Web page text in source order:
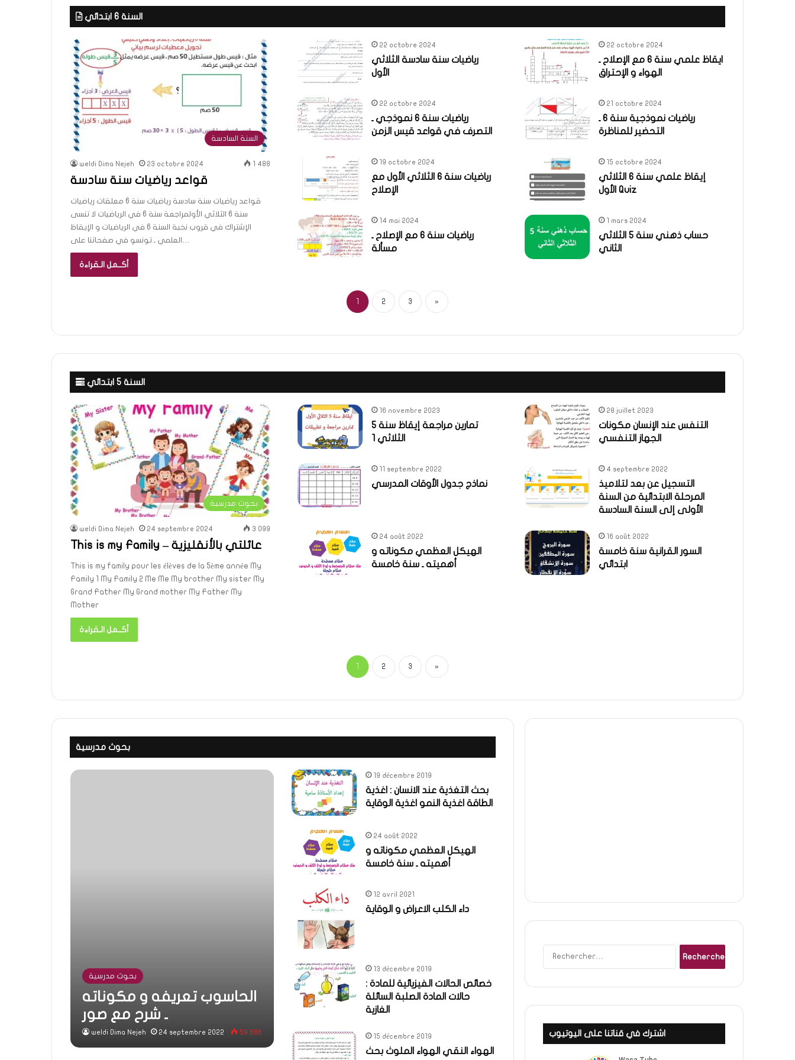
السنة 6 ابتدائي
السنة السادسة
weldi Dima Nejeh 23 octobre 2024 1 488
قواعد رياضيات سنة سادسة
قواعد رياضيات سنة سادسة رياضيات سنة 6 معلقات رياضيات
سنة 6 الثلاثي الأولمراجعة سنة 6 في الرياضيات لا تنسى
الإشتراك في قروب نخبة السنة 6 في الرياضيات و الإيقاظ
أكــمل الـقراءة
22 octobre 2024
رياضيات سنة سادسة الثلاثي
الأول
22 octobre 2024
ايقاظ علمي سنة 6 مع الإصلاح ـ
الهواء و الإحتراق
22 octobre 2024
رياضيات سنة 6 نموذجي ـ
التصرف في قواعد قيس الزمن
21 octobre 2024
رياضيات نموذجية سنة 6 ـ
التحضير للمناظرة
19 octobre 2024
رياضيات سنة 6 الثلاثي الأول مع
الإصلاح
15 octobre 2024
إيقاظ علمي سنة 6 الثلاثي
الأول Quiz
14 mai 2024
رياضيات سنة 6 مع الإصلاح ـ
مسألة
1 mars 2024
حساب ذهني سنة 5 الثلاثي
الثاني
1 2 3 »
السنة 5 ابتدائي
بحوث مدرسية
weldi Dima Nejeh 24 septembre 2024 3 099
This is my Family – عائلتي بالأنقليزية
This is my family pour les élèves de la 5ème année My
Family 1 My Family 2 Me Me My brother My sister My
Grand Father My Grand mother My Father My
Mother
أكــمل الـقراءة
16 novembre 2023
تمارين مراجعة إيقاظ سنة 5
الثلاثي 1
28 juillet 2023
التنفس عند الإنسان مكونات
الجهاز التنفسي
11 septembre 2022
نماذج جدول الأوقات المدرسي
4 septembre 2022
التسجيل عن بعد لتلاميذ
المرحلة الابتدائية من السنة
الأولى إلى السنة السادسة
24 août 2022
الهيكل العظمي مكوناته و
أهميته ـ سنة خامسة
16 août 2022
السور القرانية سنة خامسة
ابتدائي
2 3 »
بحوث مدرسية
بحوث مدرسية
الحاسوب تعريفه و مكوناته
ـ شرح مع صور
weldi Dima Nejeh 24 septembre 2022 59 686
19 décembre 2019
بحث التغذية عند الانسان : اغذية
الطاقة اغذية النمو اغذية الوقاية
24 août 2022
الهيكل العظمي مكوناته و
أهميته ـ سنة خامسة
12 avril 2021
داء الكلب الاعراض و الوقاية
13 décembre 2019
خصائص الحالات الفيزيائية للمادة :
حالات المادة الصلبة السائلة
الغازية
15 décembre 2019
الهواء النقي الهواء الملوث بحث
اشترك في قناتنا على اليوتيوب